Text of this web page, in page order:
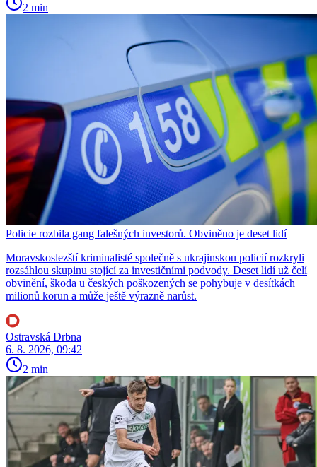
2 min
Policie rozbila gang falešných investorů. Obviněno je deset lidí
Moravskoslezští kriminalisté společně s ukrajinskou policií rozkryli
rozsáhlou skupinu stojící za investičními podvody. Deset lidí už čelí
obvinění, škoda u českých poškozených se pohybuje v desítkách
milionů korun a může ještě výrazně narůst.
Ostravská Drbna
6. 8. 2026, 09:42
2 min